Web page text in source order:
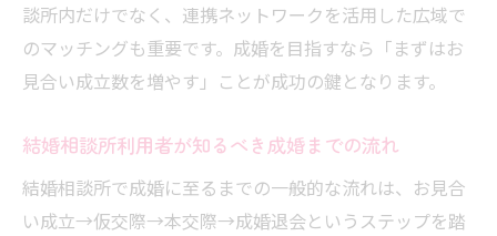
談所内だけでなく、連携ネットワークを活用した広域で
のマッチングも重要です。成婚を目指すなら「まずはお
見合い成立数を増やす」ことが成功の鍵となります。
結婚相談所利用者が知るべき成婚までの流れ
結婚相談所で成婚に至るまでの一般的な流れは、お見合
い成立→仮交際→本交際→成婚退会というステップを踏